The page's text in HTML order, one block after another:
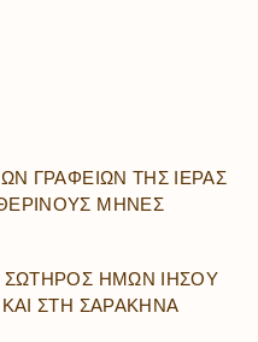
ΓΡΑΦΕΙΩΝ ΤΗΣ ΙΕΡΑΣ
ΜΗΝΕΣ
ΣΩΤΗΡΟΣ ΗΜΩΝ ΙΗΣΟΥ
ΣΤΗ ΣΑΡΑΚΗΝΑ